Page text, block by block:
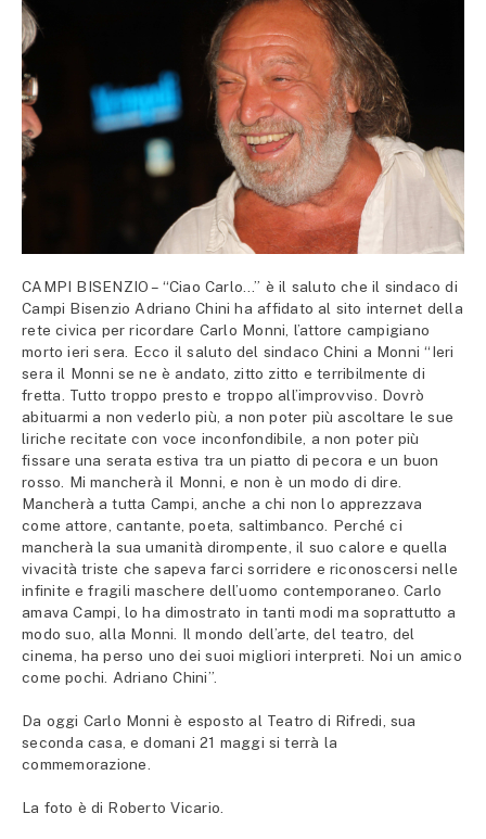
CAMPI BISENZIO – “Ciao Carlo…” è il saluto che il sindaco di
Campi Bisenzio Adriano Chini ha affidato al sito internet della
rete civica per ricordare Carlo Monni, l’attore campigiano
morto ieri sera. Ecco il saluto del sindaco Chini a Monni “Ieri
sera il Monni se ne è andato, zitto zitto e terribilmente di
fretta. Tutto troppo presto e troppo all’improvviso. Dovrò
abituarmi a non vederlo più, a non poter più ascoltare le sue
liriche recitate con voce inconfondibile, a non poter più
fissare una serata estiva tra un piatto di pecora e un buon
rosso. Mi mancherà il Monni, e non è un modo di dire.
Mancherà a tutta Campi, anche a chi non lo apprezzava
come attore, cantante, poeta, saltimbanco. Perché ci
mancherà la sua umanità dirompente, il suo calore e quella
vivacità triste che sapeva farci sorridere e riconoscersi nelle
infinite e fragili maschere dell’uomo contemporaneo. Carlo
amava Campi, lo ha dimostrato in tanti modi ma soprattutto a
modo suo, alla Monni. Il mondo dell’arte, del teatro, del
cinema, ha perso uno dei suoi migliori interpreti. Noi un amico
come pochi. Adriano Chini”.
Da oggi Carlo Monni è esposto al Teatro di Rifredi, sua
seconda casa, e domani 21 maggi si terrà la
commemorazione.
La foto è di Roberto Vicario.